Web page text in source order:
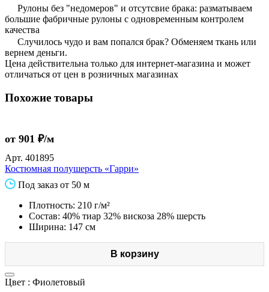
Рулоны без "недомеров" и отсутсвие брака: разматываем
большие фабричные рулоны с одновременным контролем
качества
Случилось чудо и вам попался брак? Обменяем ткань или
вернем деньги.
Цена действительна только для интернет-магазина и может
отличаться от цен в розничных магазинах
Похожие товары
от 901 ₽/м
Арт. 401895
Костюмная полушерсть «Гарри»
Под заказ от 50 м
Плотность: 210 г/м²
Состав: 40% тиар 32% вискоза 28% шерсть
Ширина: 147 см
В корзину
Цвет : Фиолетовый